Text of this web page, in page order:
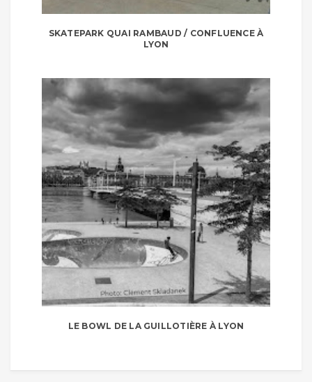
SKATEPARK QUAI RAMBAUD / CONFLUENCE À
LYON
LE BOWL DE LA GUILLOTIÈRE À LYON